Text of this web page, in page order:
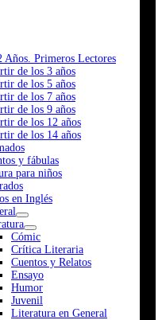
Años. Primeros Lectores
de los 3 años
de los 5 años
de los 7 años
de los 9 años
de los 12 años
de los 14 años
y fábulas
para niños
en Inglés
Cómic
Crítica Literaria
Cuentos y Relatos
Ensayo
Humor
Juvenil
Literatura en General